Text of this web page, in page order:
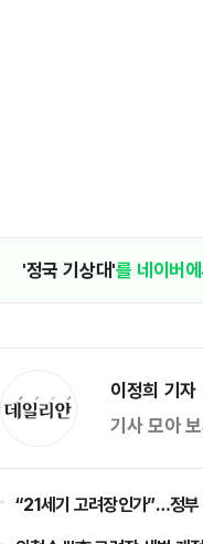
'정국 기상대'를 네이버
이정희 기
기사 모아
“21세기 고려장인가”…정